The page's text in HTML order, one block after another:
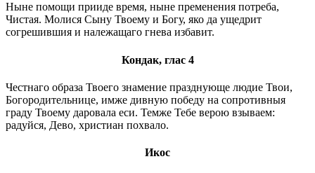
Ныне помощи прииде время, ныне пременения потреба,
Чистая. Молися Сыну Твоему и Богу, яко да ущедрит
согрешившия и належащаго гнева избавит.
Кондак, глас 4
Честнаго образа Твоего знамение празднующе людие Твои,
Богородительнице, имже дивную победу на сопротивныя
граду Твоему даровала еси. Темже Тебе верою взываем:
радуйся, Дево, христиан похвало.
Икос